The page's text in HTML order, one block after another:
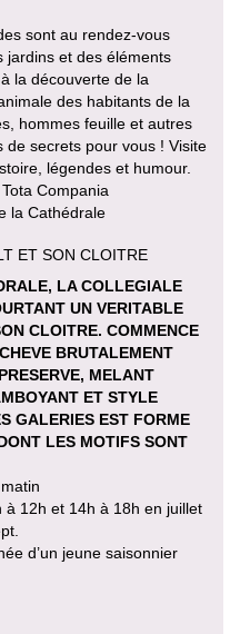
sont au rendez-vous
jardins et des éléments
la découverte de la
des habitants de la
hommes feuille et autres
de secrets pour vous ! Visite
légendes et humour.
Compania
la Cathédrale
ET SON CLOITRE
LA COLLEGIALE
UN VERITABLE
CLOITRE. COMMENCE
BRUTALEMENT
MELANT
ET STYLE
GALERIES EST FORME
LES MOTIFS SONT
12h et 14h à 18h en juillet
d’un jeune saisonnier